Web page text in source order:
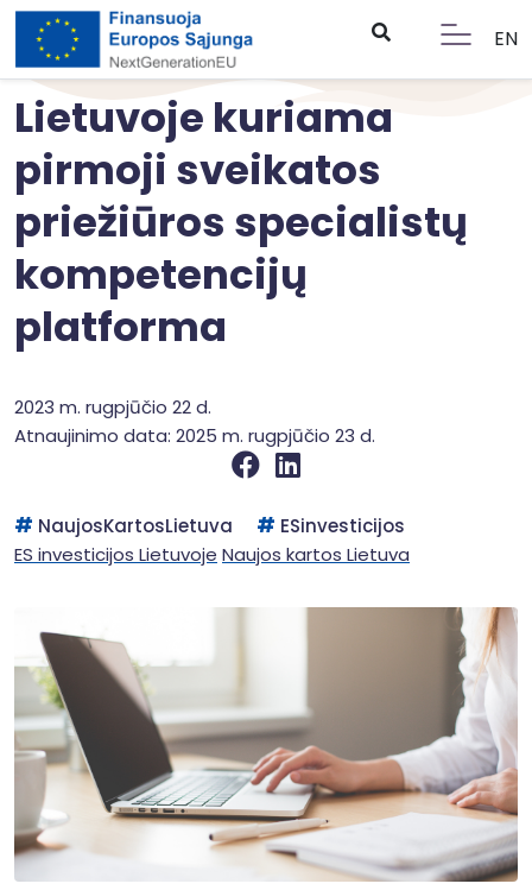
EN
Lietuvoje kuriama
pirmoji sveikatos
priežiūros specialistų
kompetencijų
platforma
2023 m. rugpjūčio 22 d.
Atnaujinimo data: 2025 m. rugpjūčio 23 d.
NaujosKartosLietuva
ESinvesticijos
ES investicijos Lietuvoje Naujos kartos Lietuva